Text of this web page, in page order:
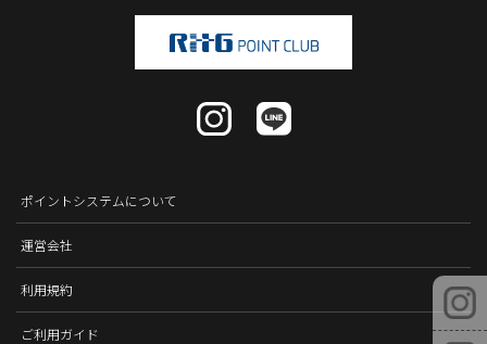
ポイントシステムについて
運営会社
利用規約
ご利用ガイド